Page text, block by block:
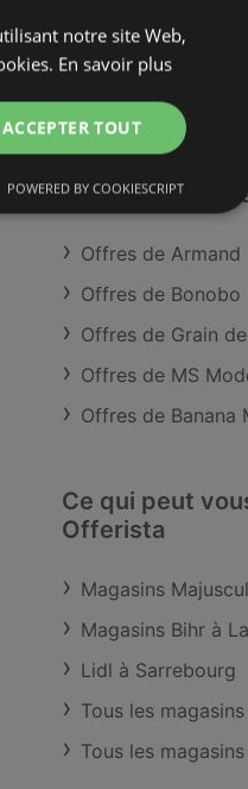
Catalogues
Catalogues
Magasins Claire's
Détaillants
Offres de Armand
Offres de Bonobo
Offres de Grain
Offres de MS
Offres de Banana
Ce qui peut
Offerista
Magasins
Magasins Bihr à
Lidl à Sarrebourg
Tous les
Tous les
notre site Web,
En savoir plus
ACCEPTER TOUT
POWERED BY COOKIESCRIPT